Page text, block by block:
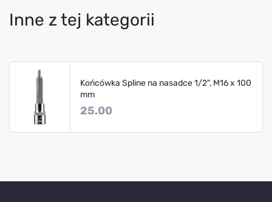
Inne z tej kategorii
Końcówka Spline na nasadce 1/2", M16 x 100
mm
25.00